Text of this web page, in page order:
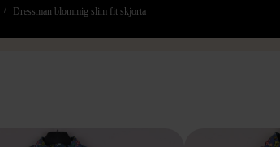
Dressman blommig slim fit skjorta